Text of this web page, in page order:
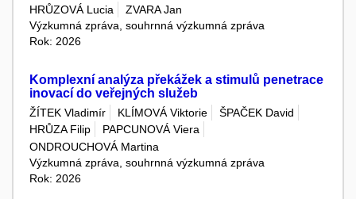
HRŮZOVÁ Lucia
ZVARA Jan
Výzkumná zpráva, souhrnná výzkumná zpráva
Rok: 2026
Komplexní analýza překážek a stimulů penetrace
inovací do veřejných služeb
ŽÍTEK Vladimír KLÍMOVÁ Viktorie
ŠPAČEK David
HRŮZA Filip
PAPCUNOVÁ Viera
ONDROUCHOVÁ Martina
Výzkumná zpráva, souhrnná výzkumná zpráva
Rok: 2026